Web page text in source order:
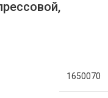
1650070